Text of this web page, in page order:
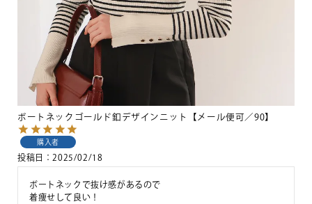
ボートネックゴールド釦デザインニット【メール便可／90】
購入者
投稿日 2025/02/18
ボートネックで抜け感があるので
着痩せして良い！